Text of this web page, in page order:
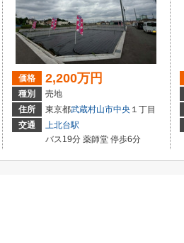
価格 2,200万円
種別
売地
住所
東京都武蔵村山市中央 １丁目
交通
上北台駅
バス19分 薬師堂 停歩6分